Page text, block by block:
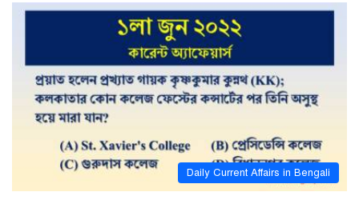
Daily Current Affairs in Bengali